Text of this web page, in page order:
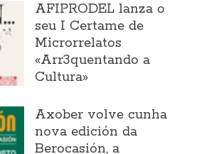
AFIPRODEL lanza o
seu I Certame de
Microrrelatos
«Arr3quentando a
Cultura»
Axober volve cunha
nova edición da
Berocasión, a